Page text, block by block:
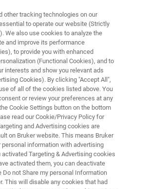
PRESENTS:
EDS測定をルーチン
ッション - 53分
other tracking technologies on our
to operate our website (Strictly
We also use cookies to analyze the
and improve its performance
to provide you with enhanced
(Functional Cookies), and to
interests and show you relevant ads
Cookies). By clicking "Accept All",
of all of the cookies listed above. You
or review your preferences at any
Cookie Settings button on the bottom
read our Cookie/Privacy Policy for
and Advertising cookies are
on Bruker website. This means Bruker
personal information with advertising
Targeting & Advertising cookies
activated them, you can deactivate
Do not Share my personal Information
This will disable any cookies that had